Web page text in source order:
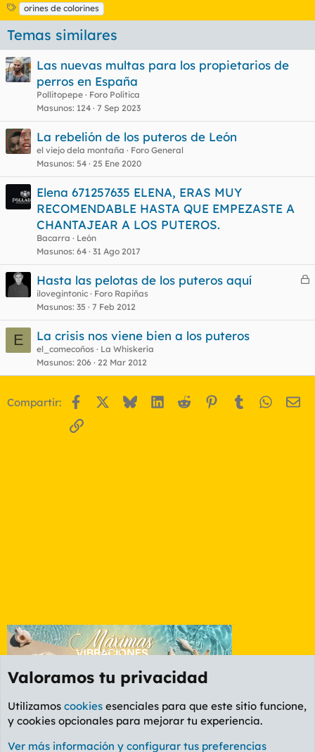
E
t
i
q
u
e
t
orines de colorines
Temas similares
Las nuevas multas para los propietarios de
perros en España
Pollitopepe
Foro Política
Masunos 124 7 Sep 2023
La rebelión de los puteros de León
el viejo dela montaña
Foro General
Masunos 54 25 Ene 2020
Elena 671257635 ELENA, ERAS MUY
RECOMENDABLE HASTA QUE EMPEZASTE A
CHANTAJEAR A LOS PUTEROS.
Bacarra
León
Masunos 64 31 Ago 2017
C
r
Hasta las pelotas de los puteros aquí
ilovegintonic
Foro Rapiñas
Masunos 35 7 Feb 2012
E La crisis nos viene bien a los puteros
el_comecoños
La Whiskería
Masunos 206 22 Mar 2012
Compartir: Facebook BlueskyLinkedIn
Reddit Pinterest
Tumblr
Enlace
La Whiskería
Valoramos tu privacidad
Utilizamos cookies esenciales para que este sitio funcione,
y cookies opcionales para mejorar tu experiencia.
Ver más información y configurar tus preferencias